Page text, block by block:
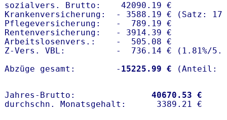
sozialvers. Brutto:    42090.19 €
Krankenversicherung:  - 3588.19 € (Satz:
Pflegeversicherung:   -  789.19 €
Rentenversicherung:   - 3914.39 €
Arbeitslosenvers.:    -  505.08 €
Z-Vers. VBL:          -  736.14 € ( 1.81%/
Abzüge gesamt:        - 15225.99 €
Jahres-Brutto: 40670.53 €